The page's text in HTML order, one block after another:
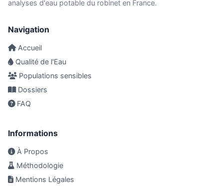
analyses d'eau potable du robinet en France.
Navigation
Accueil
Qualité de l'Eau
Populations sensibles
Dossiers
FAQ
Informations
À Propos
Méthodologie
Mentions Légales